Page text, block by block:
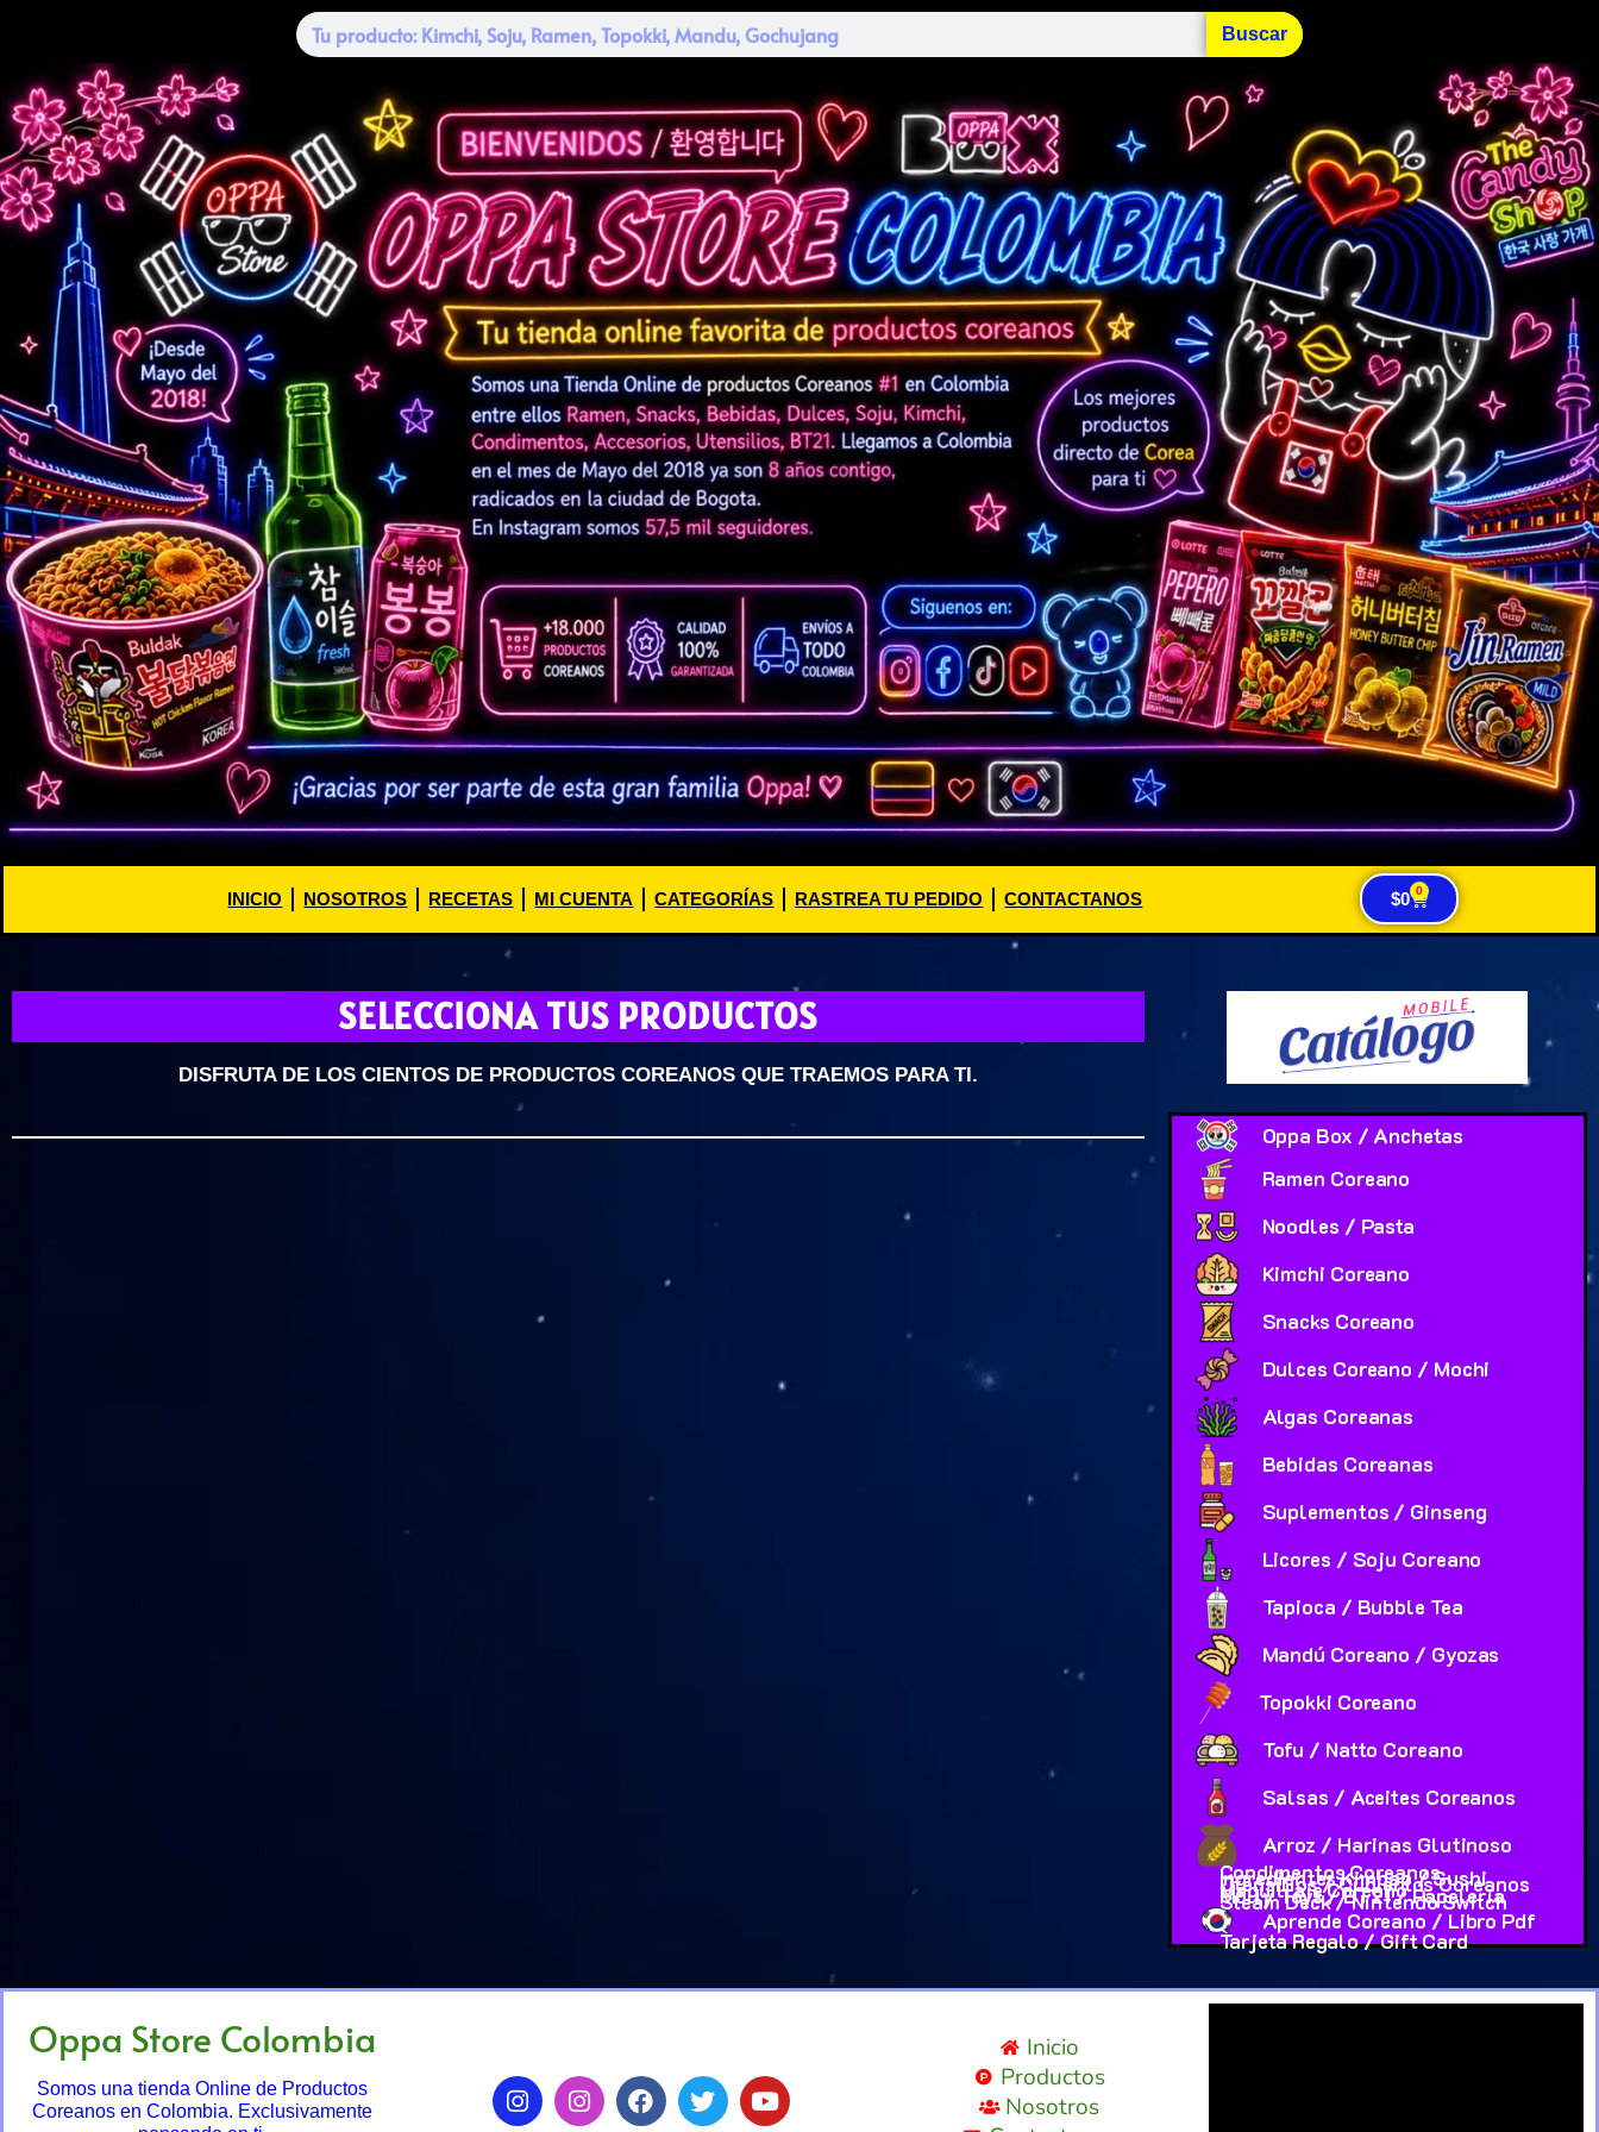
Buscar
INICIO NOSOTROS RECETAS MI CUENTA CATEGORÍAS RASTREA TU PEDIDO CONTACTANOS $0 0
SELECCIONA TUS PRODUCTOS
DISFRUTA DE LOS CIENTOS DE PRODUCTOS COREANOS QUE TRAEMOS PARA TI.
Oppa Box / Anchetas
Ramen Coreano
Noodles / Pasta
Kimchi Coreano
Snacks Coreano
Dulces Coreano / Mochi
Algas Coreanas
Bebidas Coreanas
Suplementos / Ginseng
Licores / Soju Coreano
Tapioca / Bubble Tea
Mandú Coreano / Gyozas
Topokki Coreano
Tofu / Natto Coreano
Salsas / Aceites Coreanos
Arroz / Harinas Glutinoso
Condimentos Coreanos
Ingredientes Kimbap / Sushi
Utensilios / Cubiertos Coreanos
Maquillaje Coreano
Molly Toys / BT21 / Papeleria
Steam Deck / Nintendo Switch
Aprende Coreano / Libro Pdf
Tarjeta Regalo / Gift Card
Oppa Store Colombia
Somos una tienda Online de Productos
Coreanos en Colombia. Exclusivamente
Inicio
Productos
Nosotros